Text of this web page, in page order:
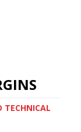
TECHNICAL